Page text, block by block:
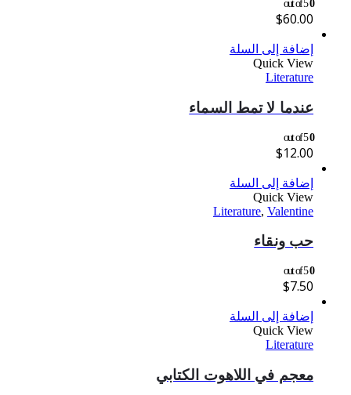
0
out of 5
$60.00
إضافة إلى السلة
Quick View
Literature
عندما لا تمط السماء
0
out of 5
$12.00
إضافة إلى السلة
Quick View
Literature, Valentine
حب ونقاء
0
out of 5
$7.50
إضافة إلى السلة
Quick View
Literature
معجم في اللاهوت الكتابي